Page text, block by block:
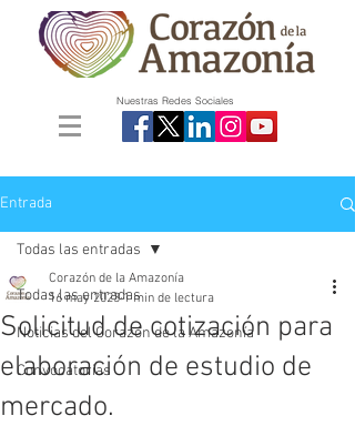
Nuestras Redes Sociales
Entrada
Todas las entradas
Noticias del Corazón de la Amazonía
Convocatorias
Todas las entradas
Solicitud de cotización para
elaboración de estudio de
mercado.
Corazón de la Amazonía
16 may 2023 1 min de lectura